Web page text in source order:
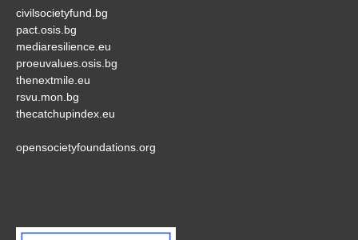
civilsocietyfund.bg
pact.osis.bg
mediaresilience.eu
proeuvalues.osis.bg
thenextmile.eu
rsvu.mon.bg
thecatchupindex.eu
opensocietyfoundations.org